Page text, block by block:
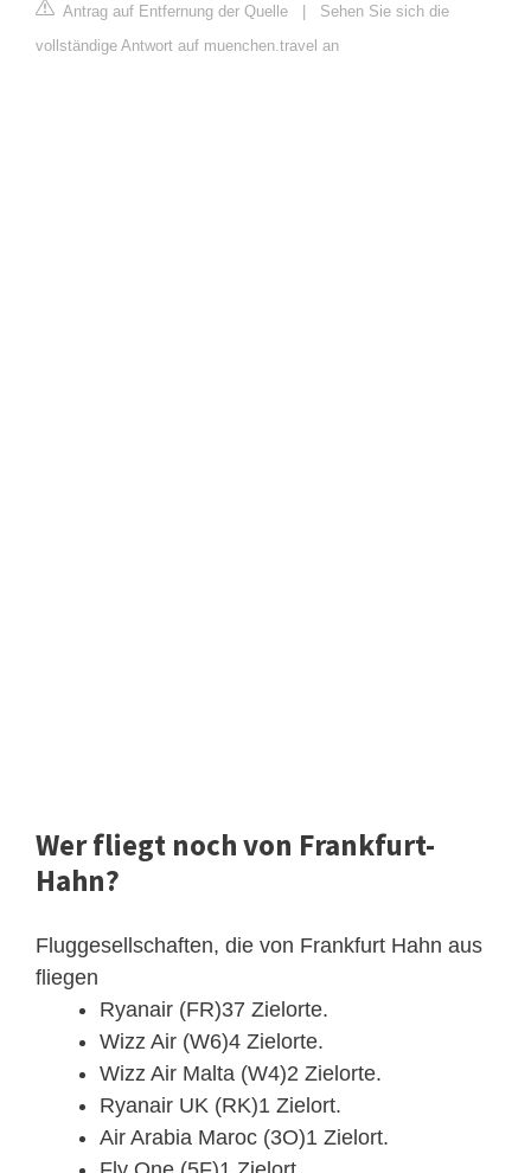
Antrag auf Entfernung der Quelle | Sehen Sie sich die
vollständige Antwort auf muenchen.travel an
Wer fliegt noch von Frankfurt-
Hahn?
Fluggesellschaften, die von Frankfurt Hahn aus
fliegen
Ryanair (FR)37 Zielorte.
Wizz Air (W6)4 Zielorte.
Wizz Air Malta (W4)2 Zielorte.
Ryanair UK (RK)1 Zielort.
Air Arabia Maroc (3O)1 Zielort.